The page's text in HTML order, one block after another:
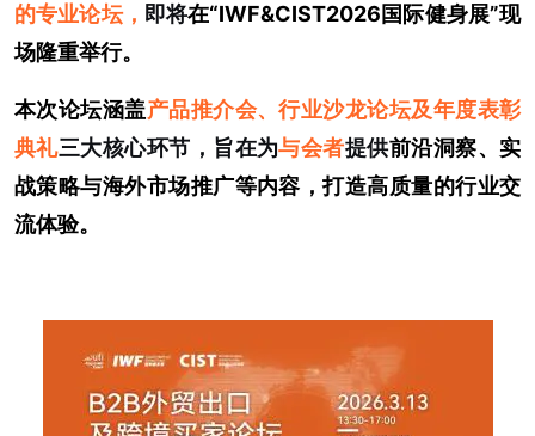
的专业论坛， 即将在“IWF&CIST2026国际健身展”现
场隆重举行。
本次论坛涵盖产品推介会、行业沙龙论坛及年度表彰
典礼三大核心环节，旨在为与会者提供前沿洞察、实
战策略与海外市场推广等内容，打造高质量的行业交
流体验。